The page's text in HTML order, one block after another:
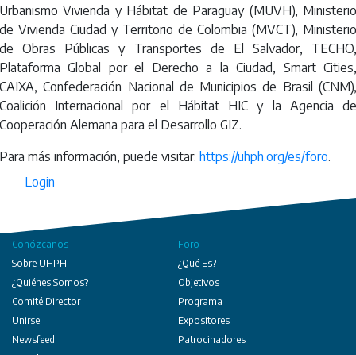
Urbanismo Vivienda y Hábitat de Paraguay (MUVH), Ministerio
de Vivienda Ciudad y Territorio de Colombia (MVCT), Ministerio
de Obras Públicas y Transportes de El Salvador, TECHO,
Plataforma Global por el Derecho a la Ciudad, Smart Cities,
CAIXA, Confederación Nacional de Municipios de Brasil (CNM),
Coalición Internacional por el Hábitat HIC y la Agencia de
Cooperación Alemana para el Desarrollo GIZ.
Para más información, puede visitar: https://uhph.org/es/foro.
Login
Conózcanos
Sobre UHPH
¿Quiénes Somos?
Comité Director
Unirse
Newsfeed
Foro
¿Qué Es?
Objetivos
Programa
Expositores
Patrocinadores